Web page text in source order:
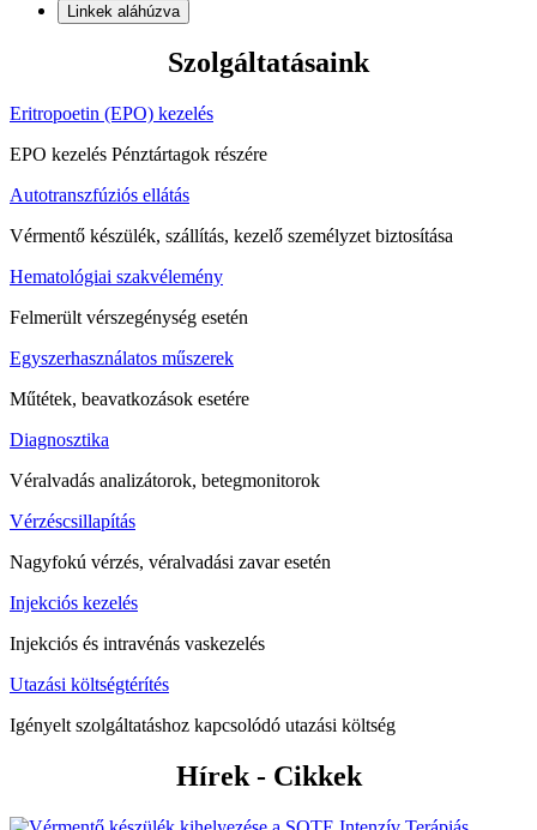
Linkek aláhúzva
Szolgáltatásaink
Eritropoetin (EPO) kezelés
EPO kezelés Pénztártagok részére
Autotranszfúziós ellátás
Vérmentő készülék, szállítás, kezelő személyzet biztosítása
Hematológiai szakvélemény
Felmerült vérszegénység esetén
Egyszerhasználatos műszerek
Műtétek, beavatkozások esetére
Diagnosztika
Véralvadás analizátorok, betegmonitorok
Vérzéscsillapítás
Nagyfokú vérzés, véralvadási zavar esetén
Injekciós kezelés
Injekciós és intravénás vaskezelés
Utazási költségtérítés
Igényelt szolgáltatáshoz kapcsolódó utazási költség
Hírek - Cikkek